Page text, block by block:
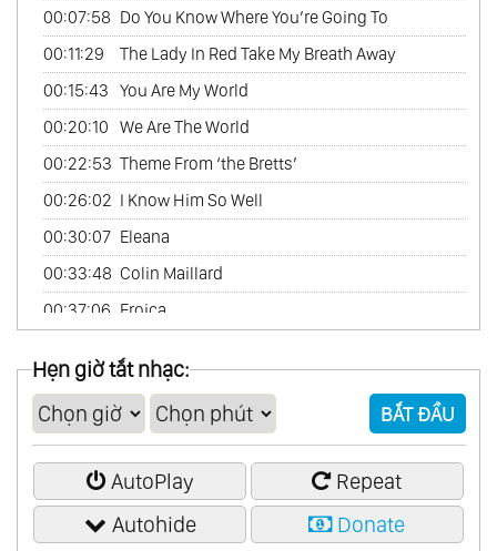
58.My Bossa Nova Favorites
59.On Tv
60.Scandinavian Collection
61.The Best
62.Chinese Garden Vol.1
63.Chinese Garden Vol.2
64.Friends France
65.In Amore
66.Latin Passion
67.Romantic America (Romantic Piano)
68.The Best Of Abba
69.The Best Of Andrew Lloyd Webber
70.The Best Of Carpenters
The Best Of Cinema Passion
72.The Best Of Classical
00:07:58 Do You Know Where You’re Going To
00:11:29
The Lady In Red Take My Breath Away
00:15:43 You Are My World
00:20:10 We Are The World
00:22:53 Theme From ‘the Bretts’
00:26:02 I Know Him So Well
00:30:07 Eleana
00:33:48 Colin Maillard
00:37:06 Eroica
00:45:00 All By Myself
00:48:12 I Dreamed A Dream
Hẹn giờ tắt nhạc:
BẮT ĐẦU
AutoPlay
Repeat
Autohide
Donate